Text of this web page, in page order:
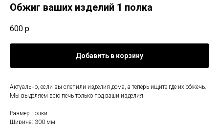
Обжиг ваших изделий 1 полка
600 р.
Добавить в корзину
Актуально, если вы слепили изделия дома, а теперь ищите где их обжечь.
Мы выделяем всю печь только под ваши изделия.
Размер полки:
Ширина: 300 мм